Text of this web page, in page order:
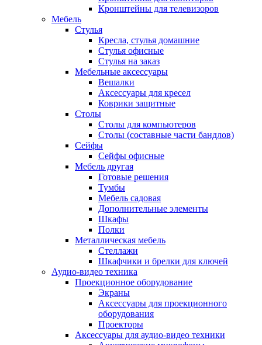
Кронштейны для телевизоров
Мебель
Стулья
Кресла, стулья домашние
Стулья офисные
Стулья на заказ
Мебельные аксессуары
Вешалки
Аксессуары для кресел
Коврики защитные
Столы
Столы для компьютеров
Столы (составные части бандлов)
Сейфы
Сейфы офисные
Мебель другая
Готовые решения
Тумбы
Мебель садовая
Дополнительные элементы
Шкафы
Полки
Металлическая мебель
Стеллажи
Шкафчики и брелки для ключей
Аудио-видео техника
Проекционное оборудование
Экраны
Аксессуары для проекционного
оборудования
Проекторы
Аксессуары для аудио-видео техники